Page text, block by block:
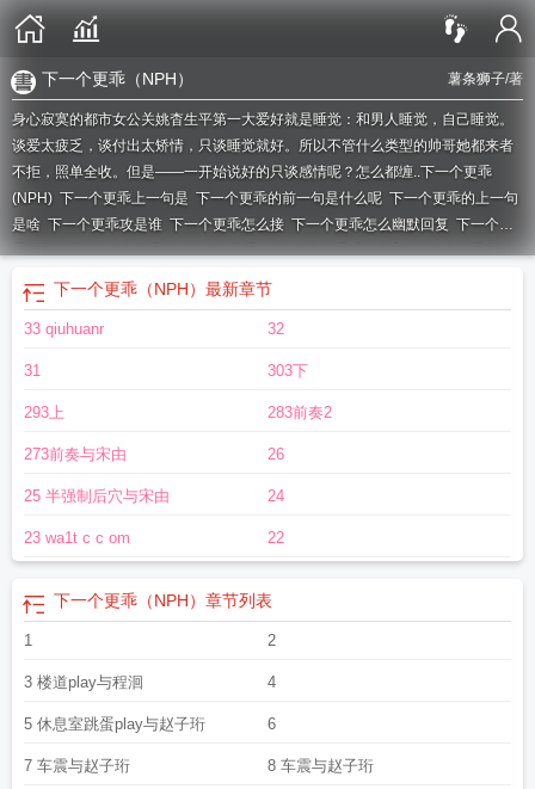
薯条狮子/著
下一个更乖（NPH）
身心寂寞的都市女公关姚杳生平第一大爱好就是睡觉：和男人睡觉，自己睡觉。
谈爱太疲乏，谈付出太矫情，只谈睡觉就好。所以不管什么类型的帅哥她都来者
不拒，照单全收。但是——一开始说好的只谈感情呢？怎么都缠..下一个更乖
(NPH) 下一个更乖上一句是 下一个更乖的前一句是什么呢 下一个更乖的上一句
是啥 下一个更乖攻是谁 下一个更乖怎么接 下一个更乖怎么幽默回复 下一个更
乖的顺口溜下一个更乖86下一个更乖gl下一个更乖【快穿】下一个更乖前一
下一个更乖书包网 下一个更乖NPH 下一个更乖上一句是什么
面一句
拜拜下一个更乖 下一个更乖下一句怎么接
一个更乖杰克猫咪
下一个更乖薯条狮子下一个更乖上一句是啥谁说的
下一个更乖（NPH） 最新章节
33 qiuhuanr 32
31 303下
293上 283前奏2
273前奏与宋由 26
25 半强制后穴与宋由 24
23 wa1t c c om 22
下一个更乖（NPH） 章节列表
1 2
3 楼道play与程洄 4
5 休息室跳蛋play与赵子珩 6
7 车震与赵子珩 8 车震与赵子珩